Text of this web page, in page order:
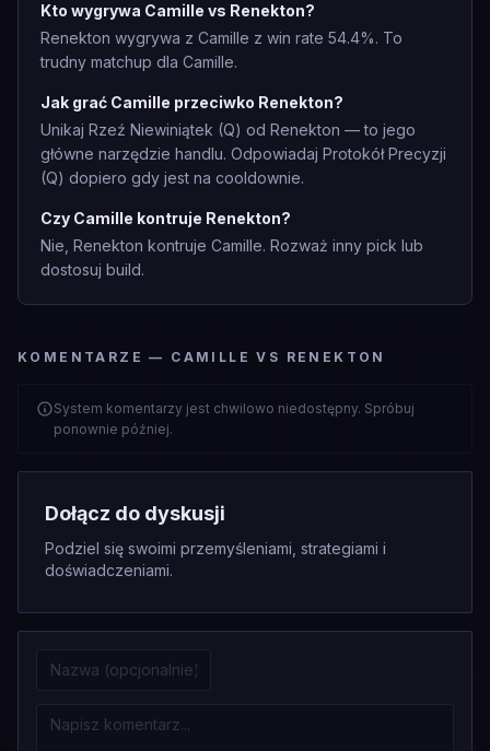
Kto wygrywa Camille vs Renekton?
Renekton wygrywa z Camille z win rate 54.4%. To
trudny matchup dla Camille.
Jak grać Camille przeciwko Renekton?
Unikaj Rzeź Niewiniątek (Q) od Renekton — to jego
główne narzędzie handlu. Odpowiadaj Protokół Precyzji
(Q) dopiero gdy jest na cooldownie.
Czy Camille kontruje Renekton?
Nie, Renekton kontruje Camille. Rozważ inny pick lub
dostosuj build.
KOMENTARZE — CAMILLE VS RENEKTON
System komentarzy jest chwilowo niedostępny. Spróbuj
ponownie później.
Dołącz do dyskusji
Podziel się swoimi przemyśleniami, strategiami i
doświadczeniami.